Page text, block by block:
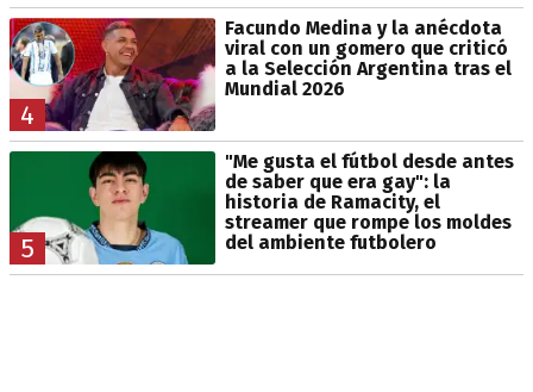
4
Facundo Medina y la anécdota
viral con un gomero que criticó
a la Selección Argentina tras el
Mundial 2026
5
"Me gusta el fútbol desde antes
de saber que era gay": la
historia de Ramacity, el
streamer que rompe los moldes
del ambiente futbolero